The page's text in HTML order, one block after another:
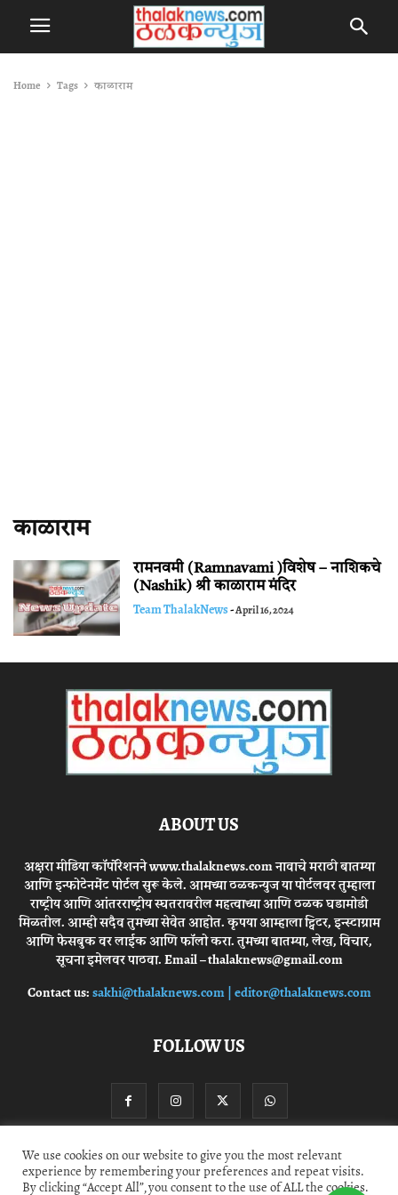
Home Tags काळाराम
काळाराम
रामनवमी (Ramnavami )विशेष – नाशिकचे
(Nashik) श्री काळाराम मंदिर
Team ThalakNews-April 16, 2024
ABOUT US
अक्षरा मीडिया कॉर्पोरेशनने www.thalaknews.com नावाचे मराठी बातम्या
आणि इन्फोटेनमेंट पोर्टल सुरू केले. आमच्या ठळकन्युज या पोर्टलवर तुम्हाला
राष्ट्रीय आणि आंतरराष्ट्रीय स्घतरावरील महत्वाच्या आणि ठळक घडामोडी
मिळतील. आम्ही सदैव तुमच्या सेवेत आहोत. कृपया आम्हाला ट्विटर, इन्स्टाग्राम
आणि फेसबुक वर लाईक आणि फॉलो करा. तुमच्या बातम्या, लेख, विचार,
सूचना इमेलवर पाठवा. Email – thalaknews@gmail.com
Contact us:sakhi@thalaknews.com | editor@thalaknews.com
FOLLOW US
Privacy Policy Contact Us
We use cookies on our website to give you the most relevant
experience by remembering your preferences and repeat visits.
By clicking “Accept All”, you consent to the use of ALL the cookies.